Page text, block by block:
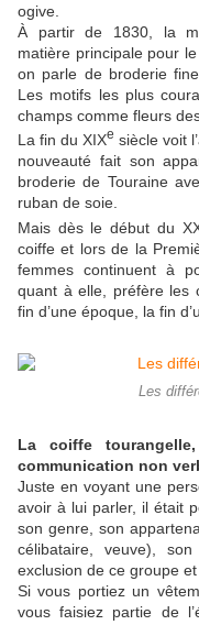
ogive.
À partir de 1830, la
matière principale pour
on parle de broderie
Les motifs les plus
champs comme fleurs
La fin du XIXe siècle voit
nouveauté fait son
broderie de Touraine
ruban de soie.
Mais dès le début du
coiffe et lors de la
femmes continuent à
quant à elle, préfère les
fin d’une époque, la fin
Les
La coiffe
communication non
Juste en voyant une
avoir à lui parler, il était
son genre, son
célibataire, veuve),
exclusion de ce groupe
Si vous portiez un
vous faisiez partie de